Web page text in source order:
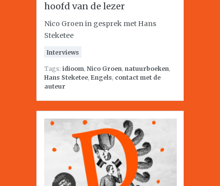
hoofd van de lezer
Nico Groen in gesprek met Hans
Steketee
Interviews
Tags: idioom, Nico Groen, natuurboeken,
Hans Steketee, Engels, contact met de
auteur